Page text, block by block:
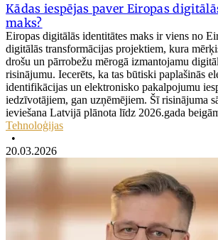
Kādas iespējas paver Eiropas
maks?
Eiropas digitālās identitātes maks ir viens no
digitālās transformācijas projektiem, kura
drošu un pārrobežu mērogā izmantojamu
risinājumu. Iecerēts, ka tas būtiski paplašinās
identifikācijas un elektronisko pakalpojumu
iedzīvotājiem, gan uzņēmējiem. Šī risinājuma
ieviešana Latvijā plānota līdz 2026.gada
Tehnoloģijas
•
20.03.2026